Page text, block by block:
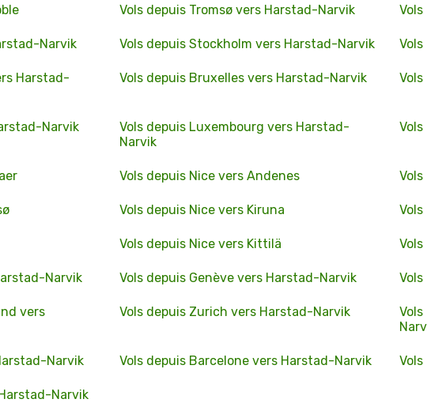
Vols depuis Tromsø vers Harstad-Narvik
Narvik Vols depuis Stockholm vers Harstad-Narvik
Harstad-
Vols depuis Bruxelles vers Harstad-Narvik
Narvik
Vols depuis Luxembourg vers Harstad-
Narvik
Vols depuis Nice vers Andenes
Vols depuis Nice vers Kiruna
Vols depuis Nice vers Kittilä
Narvik Vols depuis Genève vers Harstad-Narvik
vers
Vols depuis Zurich vers Harstad-Narvik
Narvik Vols depuis Barcelone vers Harstad-Narvik
Narvik